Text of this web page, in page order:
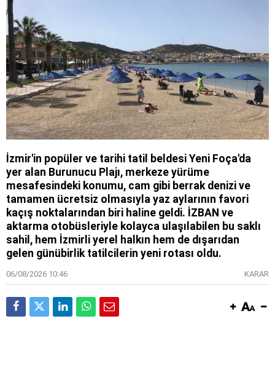
İzmir'in popüler ve tarihi tatil beldesi Yeni Foça'da
yer alan Burunucu Plajı, merkeze yürüme
mesafesindeki konumu, cam gibi berrak denizi ve
tamamen ücretsiz olmasıyla yaz aylarının favori
kaçış noktalarından biri haline geldi. İZBAN ve
aktarma otobüsleriyle kolayca ulaşılabilen bu saklı
sahil, hem İzmirli yerel halkın hem de dışarıdan
gelen günübirlik tatilcilerin yeni rotası oldu.
06/08/2026 10:46 KARAR